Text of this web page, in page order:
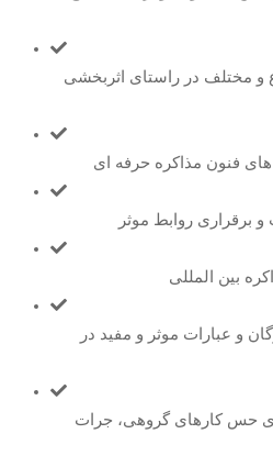
های فنون مذاکره حرفه ای
برقراری روابط موثر
بین المللی